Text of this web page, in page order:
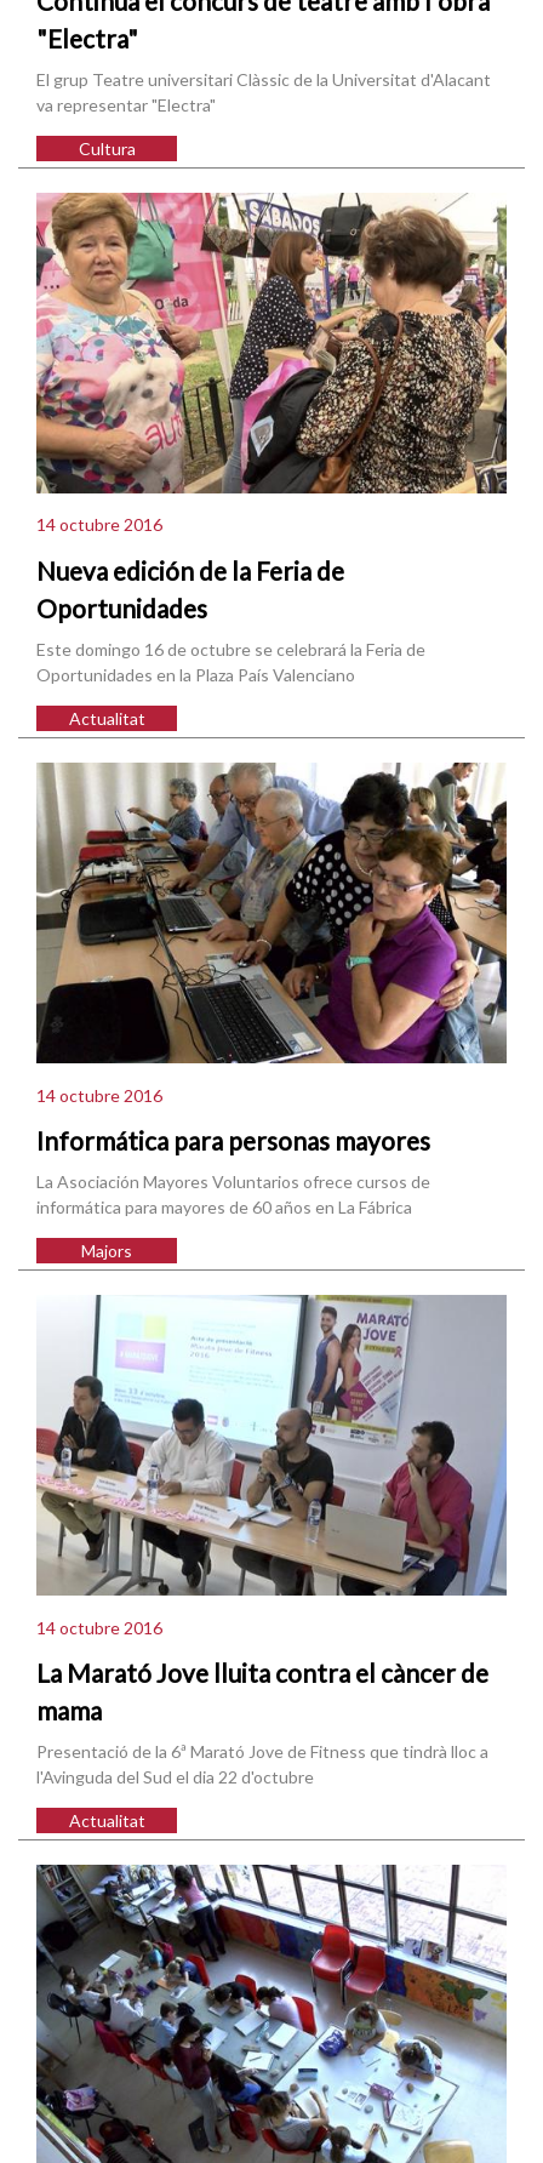
"Electra"
El grup Teatre universitari Clàssic de la Universitat d'Alacant
va representar "Electra"
Cultura
14 octubre 2016
Nueva edición de la Feria de
Oportunidades
Este domingo 16 de octubre se celebrará la Feria de
Oportunidades en la Plaza País Valenciano
Actualitat
14 octubre 2016
Informática para personas mayores
La Asociación Mayores Voluntarios ofrece cursos de
informática para mayores de 60 años en La Fábrica
Majors
14 octubre 2016
La Marató Jove lluita contra el càncer de
mama
Presentació de la 6ª Marató Jove de Fitness que tindrà lloc a
l'Avinguda del Sud el dia 22 d'octubre
Actualitat